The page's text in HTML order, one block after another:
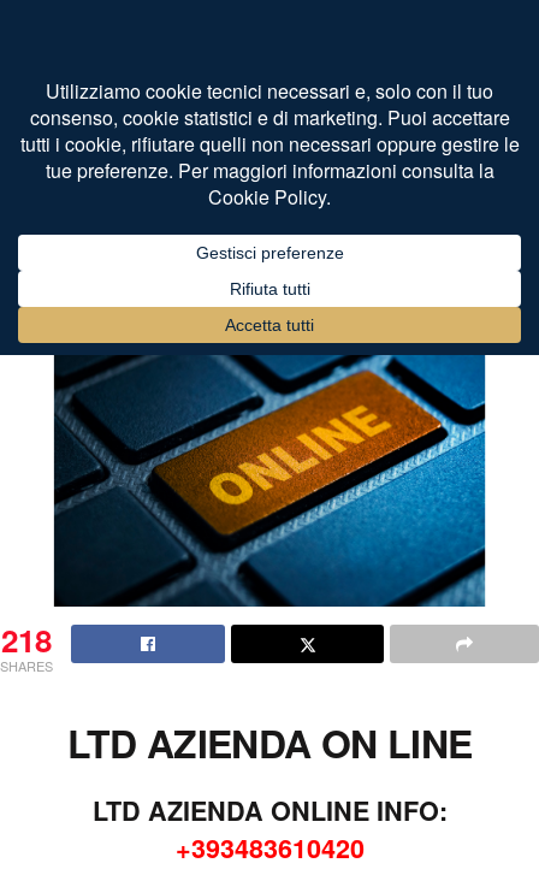
Societario Internazionale
Ltd azienda online.
Lavorare on line con una ltd. Le reali possibilità, il
regime fiscale, la tassazione.
Avv. Daniele Bertaggia Ottobre 4, 2022
218
SHARES
LTD AZIENDA ON LINE
LTD AZIENDA ONLINE INFO:
+393483610420